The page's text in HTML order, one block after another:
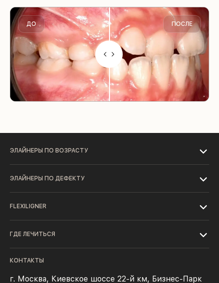
ДО ПОСЛЕ
ЭЛАЙНЕРЫ ПО ВОЗРАСТУ
ЭЛАЙНЕРЫ ПО ДЕФЕКТУ
FLEXILIGNER
ГДЕ ЛЕЧИТЬСЯ
КОНТАКТЫ
г. Москва, Киевское шоссе 22-й км, Бизнес-Парк